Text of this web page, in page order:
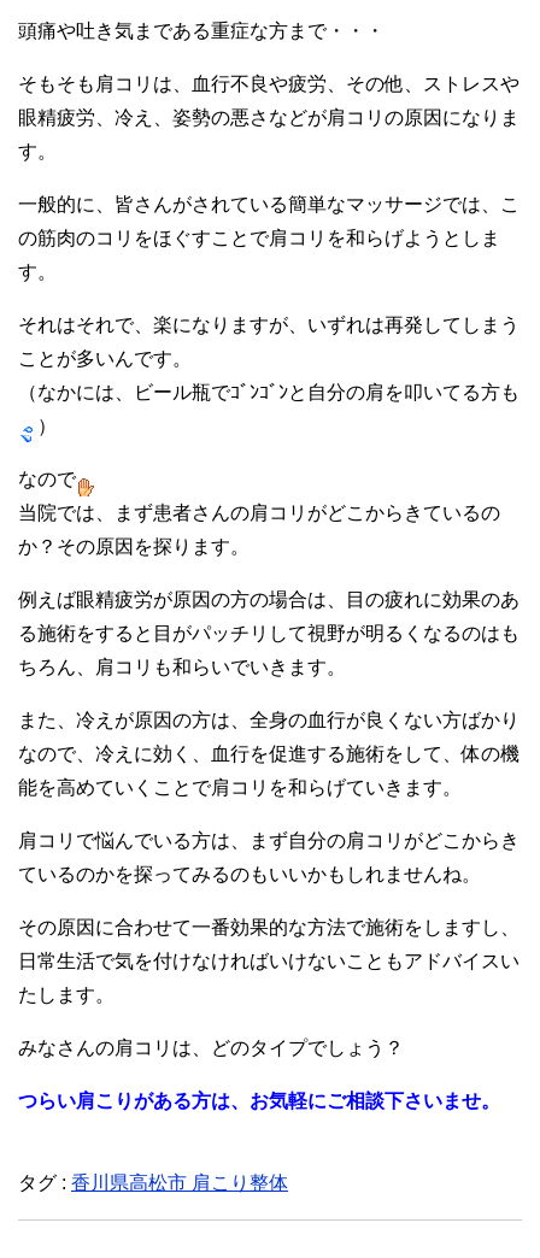
頭痛や吐き気まである重症な方まで・・・
そもそも肩コリは、血行不良や疲労、その他、ストレスや
眼精疲労、冷え、姿勢の悪さなどが肩コリの原因になりま
す。
一般的に、皆さんがされている簡単なマッサージでは、こ
の筋肉のコリをほぐすことで肩コリを和らげようとしま
す。
それはそれで、楽になりますが、いずれは再発してしまう
ことが多いんです。
（なかには、ビール瓶でｺﾞﾝｺﾞﾝと自分の肩を叩いてる方も
）
なので
当院では、まず患者さんの肩コリがどこからきているの
か？その原因を探ります。
例えば眼精疲労が原因の方の場合は、目の疲れに効果のあ
る施術をすると目がパッチリして視野が明るくなるのはも
ちろん、肩コリも和らいでいきます。
また、冷えが原因の方は、全身の血行が良くない方ばかり
なので、冷えに効く、血行を促進する施術をして、体の機
能を高めていくことで肩コリを和らげていきます。
肩コリで悩んでいる方は、まず自分の肩コリがどこからき
ているのかを探ってみるのもいいかもしれませんね。
その原因に合わせて一番効果的な方法で施術をしますし、
日常生活で気を付けなければいけないこともアドバイスい
たします。
みなさんの肩コリは、どのタイプでしょう？
つらい肩こりがある方は、お気軽にご相談下さいませ。
タグ : 香川県高松市 肩こり整体